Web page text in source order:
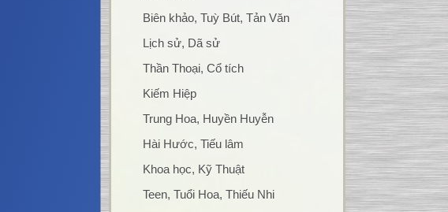
Biên khảo, Tuỳ Bút, Tản Văn
Lịch sử, Dã sử
Thần Thoại, Cổ tích
Kiếm Hiệp
Trung Hoa, Huyền Huyễn
Hài Hước, Tiếu lâm
Khoa học, Kỹ Thuật
Teen, Tuổi Hoa, Thiếu Nhi